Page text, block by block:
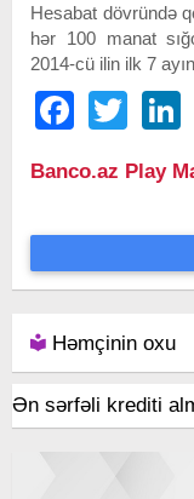
Hesabat dövründə
hər 100 manat
2014-cü ilin ilk 7
FacebookTwitter
Banco.az Play
Həmçinin oxu
Ən sərfəli krediti